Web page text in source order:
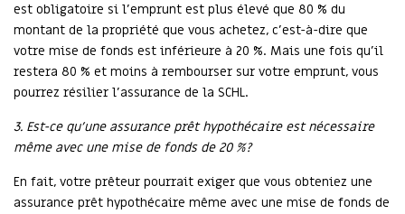
est obligatoire si l’emprunt est plus élevé que 80 % du
montant de la propriété que vous achetez, c’est-à-dire que
votre mise de fonds est inférieure à 20 %. Mais une fois qu’il
restera 80 % et moins à rembourser sur votre emprunt, vous
pourrez résilier l’assurance de la SCHL.
3. Est-ce qu’une assurance prêt hypothécaire est nécessaire
même avec une mise de fonds de 20 %?
En fait, votre prêteur pourrait exiger que vous obteniez une
assurance prêt hypothécaire même avec une mise de fonds de